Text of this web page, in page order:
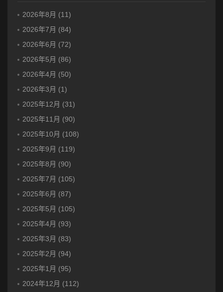
2026年8月 (11)
2026年7月 (84)
2026年6月 (72)
2026年5月 (86)
2026年4月 (50)
2026年3月 (1)
2025年12月 (31)
2025年11月 (90)
2025年10月 (108)
2025年9月 (119)
2025年8月 (90)
2025年7月 (105)
2025年6月 (87)
2025年5月 (105)
2025年4月 (93)
2025年3月 (83)
2025年2月 (94)
2025年1月 (95)
2024年12月 (112)